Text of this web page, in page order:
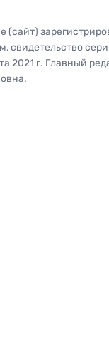
(сайт)
свидетельство
2021 г. Главный